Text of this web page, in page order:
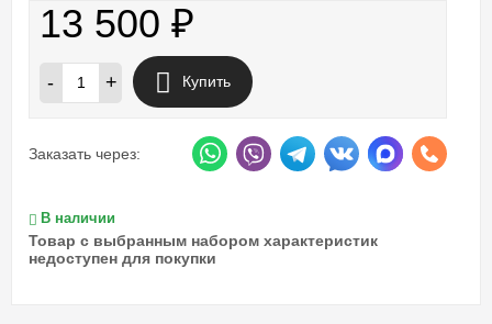
13 500 ₽
- + Купить
Заказать через:
В наличии
Товар с выбранным набором характеристик
недоступен для покупки